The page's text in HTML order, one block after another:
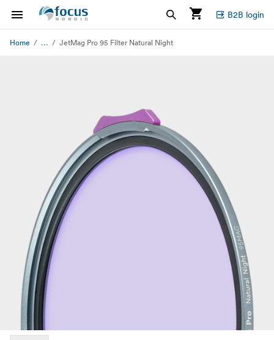
B2B login
Home ... JetMag Pro 95 Filter Natural Night